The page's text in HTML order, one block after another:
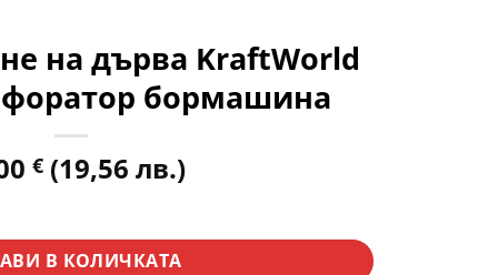
на дърва KraftWorld
бормашина
€ (19,56 лв.)
В КОЛИЧКАТА